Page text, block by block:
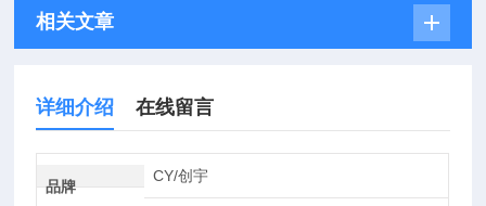
相关文章
详细介绍 在线留言
品牌
CY/创宇